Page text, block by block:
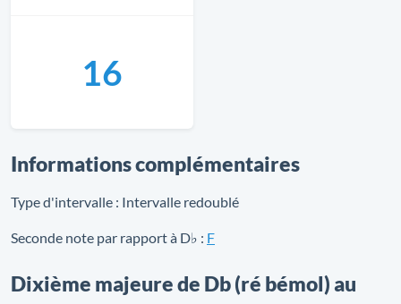
16
Informations complémentaires
Type d'intervalle : Intervalle redoublé
Seconde note par rapport à D♭ : F
Dixième majeure de Db (ré bémol) au